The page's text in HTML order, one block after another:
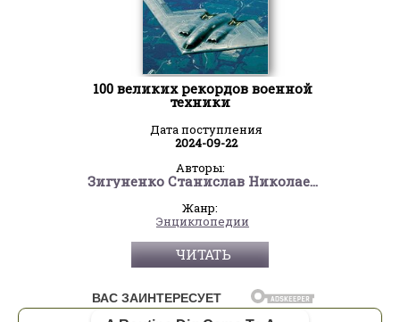
100 великих рекордов военной
техники
Дата поступления
2024-09-22
Авторы:
Зигуненко Станислав Николаевич
Жанр:
Энциклопедии
ЧИТАТЬ